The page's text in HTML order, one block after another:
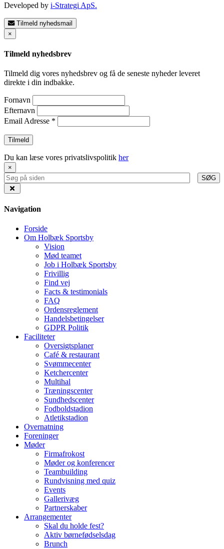
Developed by i-Strategi ApS.
Tilmeld nyhedsmail
×
Tilmeld nyhedsbrev
Tilmeld dig vores nyhedsbrev og få de seneste nyheder leveret
direkte i din indbakke.
Fornavn
Efternavn
Email Adresse *
Du kan læse vores privatslivspolitik her
×
SØG
Navigation
Forside
Om Holbæk Sportsby
Vision
Mød teamet
Job i Holbæk Sportsby
Frivillig
Find vej
Facts & testimonials
FAQ
Ordensreglement
Handelsbetingelser
GDPR Politik
Faciliteter
Oversigtsplaner
Café & restaurant
Svømmecenter
Ketchercenter
Multihal
Træningscenter
Sundhedscenter
Fodboldstadion
Atletikstadion
Overnatning
Foreninger
Møder
Firmafrokost
Møder og konferencer
Teambuilding
Rundvisning med quiz
Events
Gallerivæg
Partnerskaber
Arrangementer
Skal du holde fest?
Aktiv børnefødselsdag
Brunch